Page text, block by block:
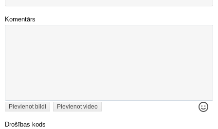
Komentārs
Pievienot bildi Pievienot video
Drošības kods